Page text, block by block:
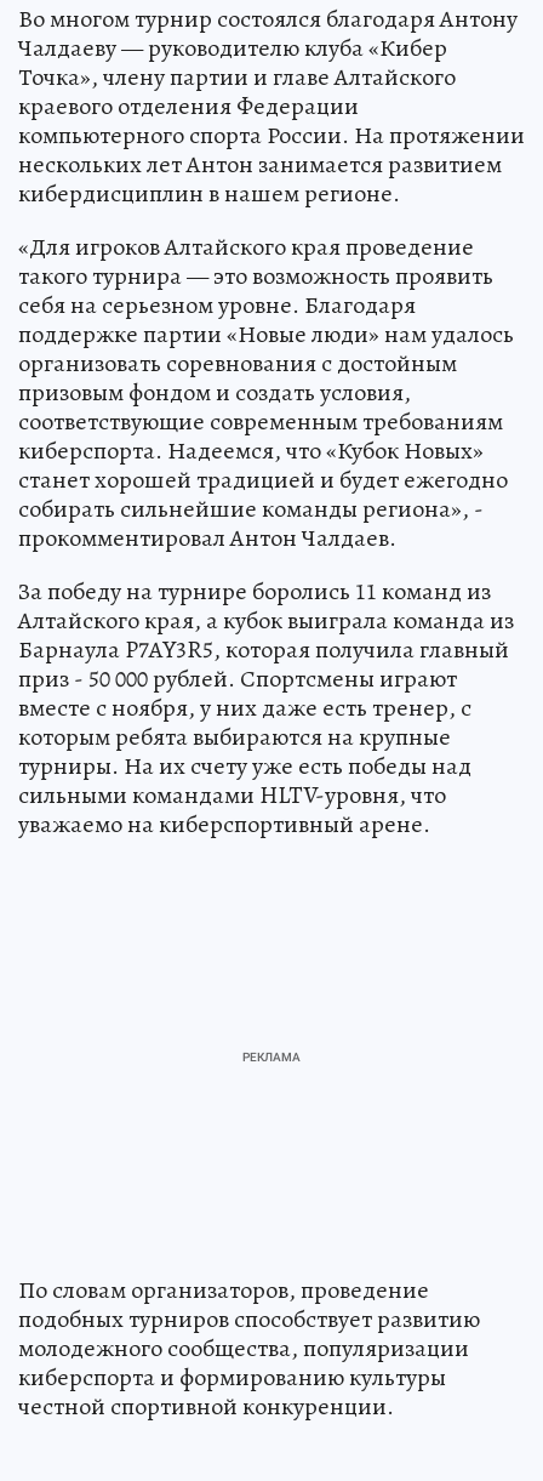
Во многом турнир состоялся благодаря Антону
Чалдаеву — руководителю клуба «Кибер
Точка», члену партии и главе Алтайского
краевого отделения Федерации
компьютерного спорта России. На протяжении
нескольких лет Антон занимается развитием
кибердисциплин в нашем регионе.
«Для игроков Алтайского края проведение
такого турнира — это возможность проявить
себя на серьезном уровне. Благодаря
поддержке партии «Новые люди» нам удалось
организовать соревнования с достойным
призовым фондом и создать условия,
соответствующие современным требованиям
киберспорта. Надеемся, что «Кубок Новых»
станет хорошей традицией и будет ежегодно
собирать сильнейшие команды региона», -
прокомментировал Антон Чалдаев.
За победу на турнире боролись 11 команд из
Алтайского края, а кубок выиграла команда из
Барнаула P7AY3R5, которая получила главный
приз - 50 000 рублей. Спортсмены играют
вместе с ноября, у них даже есть тренер, с
которым ребята выбираются на крупные
турниры. На их счету уже есть победы над
сильными командами HLTV-уровня, что
уважаемо на киберспортивный арене.
По словам организаторов, проведение
подобных турниров способствует развитию
молодежного сообщества, популяризации
киберспорта и формированию культуры
честной спортивной конкуренции.